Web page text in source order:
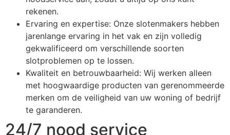
rekenen.
Ervaring en expertise: Onze slotenmakers hebben
jarenlange ervaring in het vak en zijn volledig
gekwalificeerd om verschillende soorten
slotproblemen op te lossen.
Kwaliteit en betrouwbaarheid: Wij werken alleen
met hoogwaardige producten van gerenommeerde
merken om de veiligheid van uw woning of bedrijf
te garanderen.
24/7 nood service